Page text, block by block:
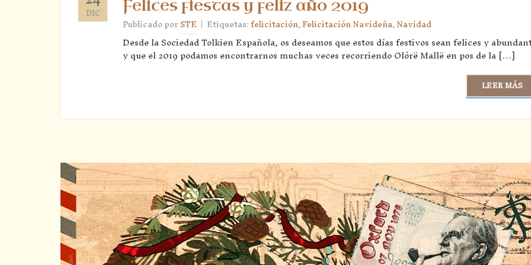
DIC Felices fiestas y feliz año 2019
Publicado porSTE | Etiquetas:felicitación,Felicitación Navideña,Navidad
Desde la Sociedad Tolkien Española, os deseamos que estos días festivos sean felices y
y que el 2019 podamos encontrarnos muchas veces recorriendo Olórë Mallë en pos de la […]
LEER MÁS